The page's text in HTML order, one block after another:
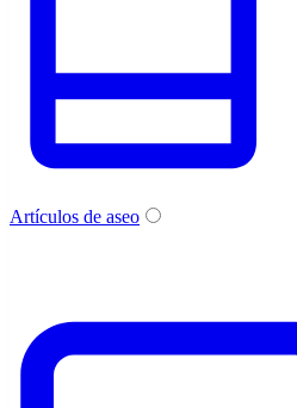
Artículos de aseo